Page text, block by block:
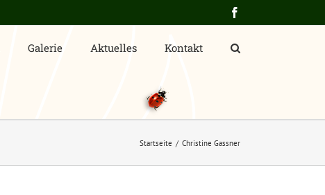
Galerie Aktuelles Kontakt
Startseite Christine Gassner